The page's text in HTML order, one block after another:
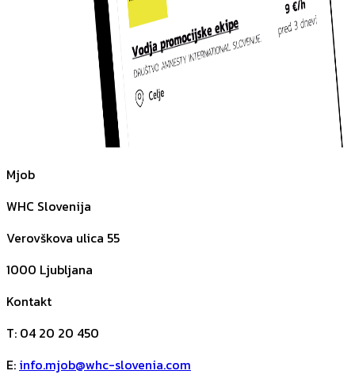
Mjob
WHC Slovenija
Verovškova ulica 55
1000 Ljubljana
Kontakt
T: 04 20 20 450
E: info.mjob@whc-slovenia.com